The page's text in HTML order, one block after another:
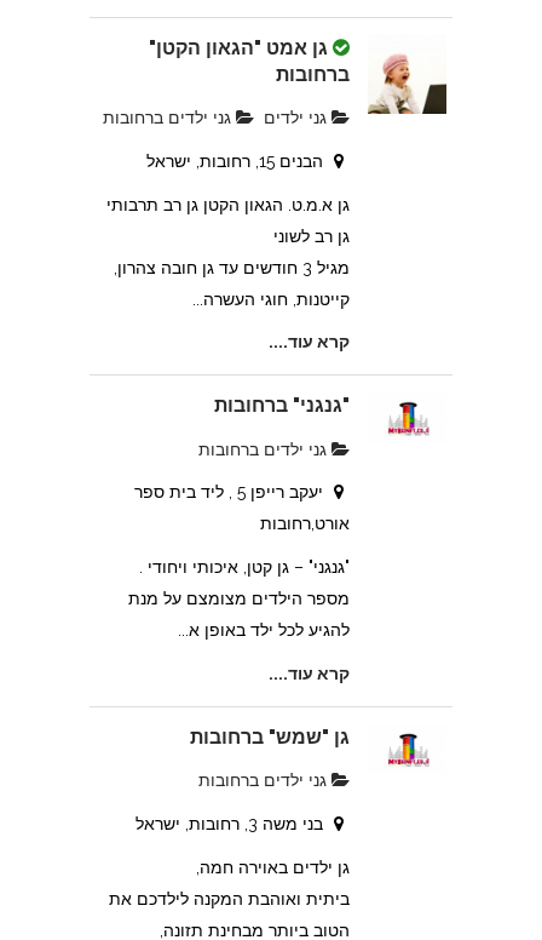
גן אמט "הגאון הקטן"
ברחובות
גני ילדים גני ילדים ברחובות
הבנים 15, רחובות, ישראל
גן א.מ.ט. הגאון הקטן גן רב תרבותי
גן רב לשוני
מגיל 3 חודשים עד גן חובה צהרון,
קייטנות, חוגי העשרה...
קרא עוד....
"גנגני" ברחובות
גני ילדים ברחובות
יעקב רייפן 5 , ליד בית ספר
אורט,רחובות
"גנגני" – גן קטן, איכותי ויחודי .
מספר הילדים מצומצם על מנת
להגיע לכל ילד באופן א...
קרא עוד....
גן "שמש" ברחובות
גני ילדים ברחובות
בני משה 3, רחובות, ישראל
גן ילדים באוירה חמה,
ביתית ואוהבת המקנה לילדכם את
הטוב ביותר מבחינת תזונה,